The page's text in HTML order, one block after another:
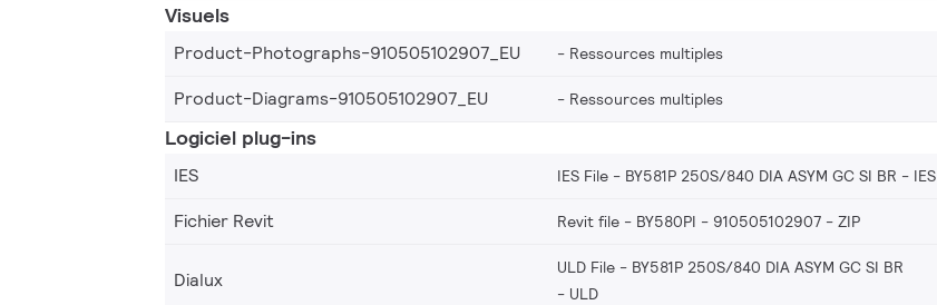
Visuels
Product-Photographs-910505102907_EU Ressources multiples
Product-Diagrams-910505102907_EU
Ressources multiples
Logiciel plug-ins
IES IES File - BY581P 250S/840 DIA ASYM GC SI BR IES
Fichier Revit
Revit file - BY580PI - 910505102907 ZIP
Dialux
ULD File - BY581P 250S/840 DIA ASYM GC SI BR
ULD